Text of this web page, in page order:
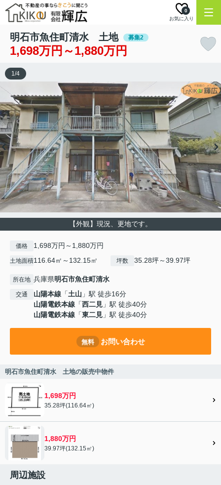
お気に入り
0
明石市魚住町清水 土地 募集2
1,698万円～1,880万円
【外観】現況、更地です。
1/4
価格 1,698万円～1,880万円
土地面積116.64㎡～132.15㎡ 坪数 35.28坪～39.97坪
所在地 兵庫県明石市魚住町清水
交通 山陽本線 「土山 」駅 徒歩16分
山陽電鉄本線 「西二見 」駅 徒歩40分
山陽電鉄本線 「東二見 」駅 徒歩40分
無料 お問い合わせ
明石市魚住町清水 土地の販売中物件
1,698万円
35.28坪(116.64㎡)
1,880万円
39.97坪(132.15㎡)
周辺施設